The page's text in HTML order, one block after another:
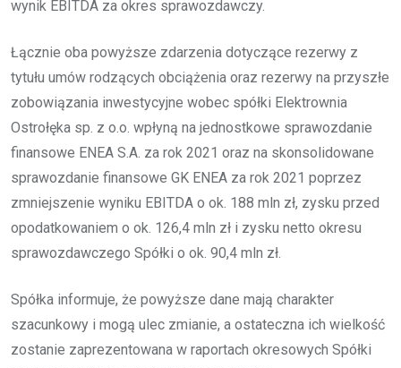
wynik EBITDA za okres sprawozdawczy.
Łącznie oba powyższe zdarzenia dotyczące rezerwy z
tytułu umów rodzących obciążenia oraz rezerwy na przyszłe
zobowiązania inwestycyjne wobec spółki Elektrownia
Ostrołęka sp. z o.o. wpłyną na jednostkowe sprawozdanie
finansowe ENEA S.A. za rok 2021 oraz na skonsolidowane
sprawozdanie finansowe GK ENEA za rok 2021 poprzez
zmniejszenie wyniku EBITDA o ok. 188 mln zł, zysku przed
opodatkowaniem o ok. 126,4 mln zł i zysku netto okresu
sprawozdawczego Spółki o ok. 90,4 mln zł.
Spółka informuje, że powyższe dane mają charakter
szacunkowy i mogą ulec zmianie, a ostateczna ich wielkość
zostanie zaprezentowana w raportach okresowych Spółki